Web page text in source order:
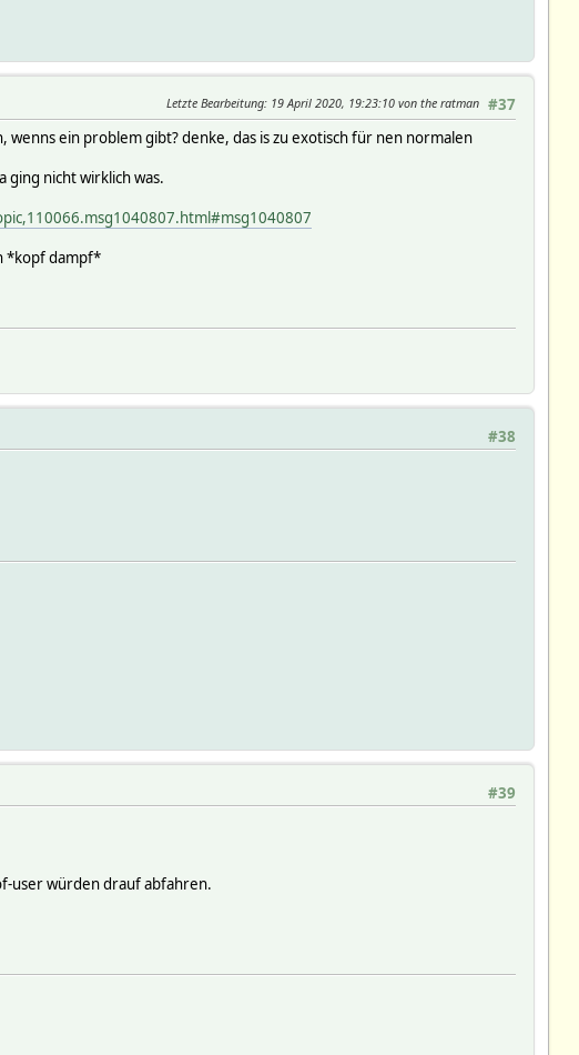
#37
Letzte Bearbeitung: 19 April 2020, 19:23:10 von the ratman
ein problem gibt? denke, das is zu exotisch für nen normalen
ging nicht wirklich was.
*kopf dampf*
#38
#39
user würden drauf abfahren.